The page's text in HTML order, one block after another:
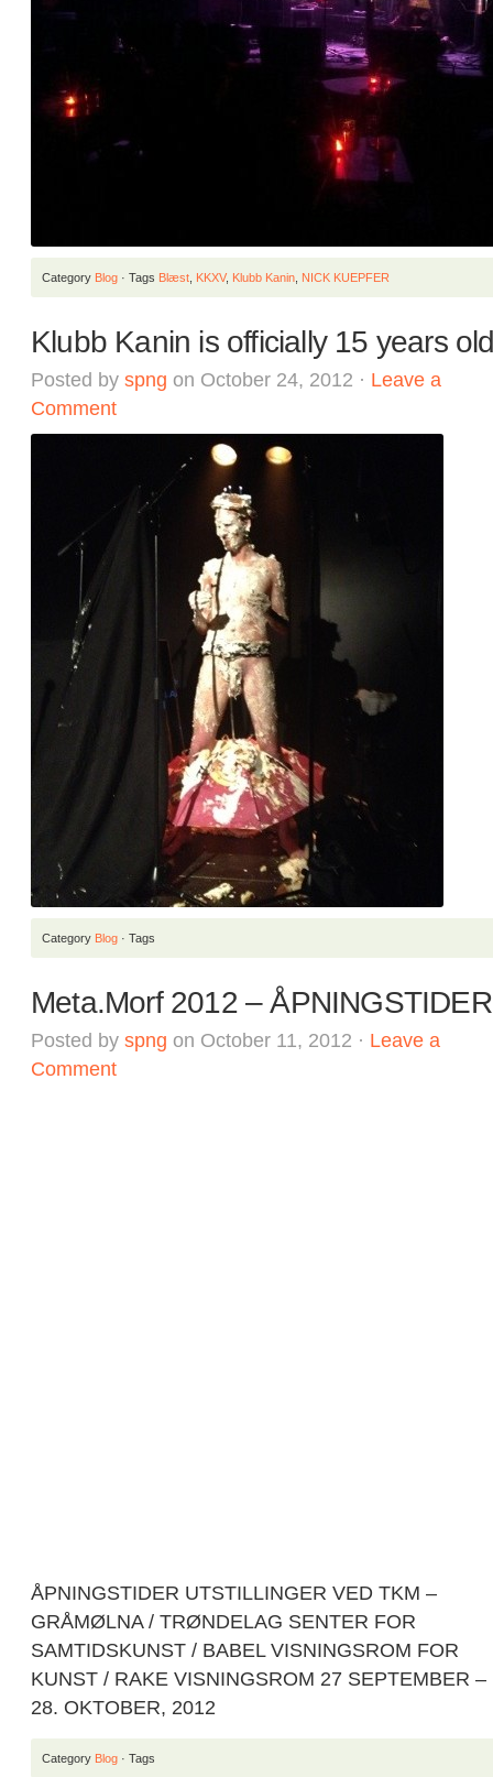
Category Blog · Tags Blæst KKXV, Klubb Kanin NICK KUEPFER
Klubb Kanin is officially 15 years
Posted by spng on October 24, 2012 · Leave a
Comment
Category Blog · Tags
Meta.Morf 2012 –
Posted by spng on October 11, 2012 · Leave a
Comment
ÅPNINGSTIDER UTSTILLINGER VED TKM –
GRÅMØLNA / TRØNDELAG SENTER FOR
SAMTIDSKUNST / BABEL VISNINGSROM FOR
KUNST / RAKE VISNINGSROM 27 SEPTEMBER –
28. OKTOBER, 2012
Category Blog · Tags